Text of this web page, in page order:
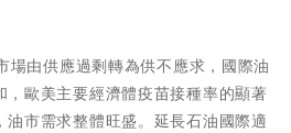
場由供應過剩轉為供不應求，國際油
歐美主要經濟體疫苗接種率的顯著
市需求整體旺盛。延長石油國際適